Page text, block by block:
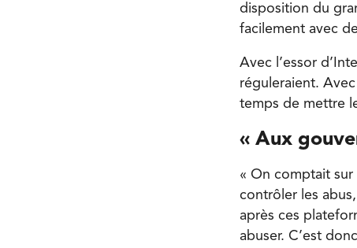
disposition du
facilement avec
Avec l’essor
réguleraient.
temps de mettre
« Aux
« On comptait
contrôler les
après ces
abuser. C’est